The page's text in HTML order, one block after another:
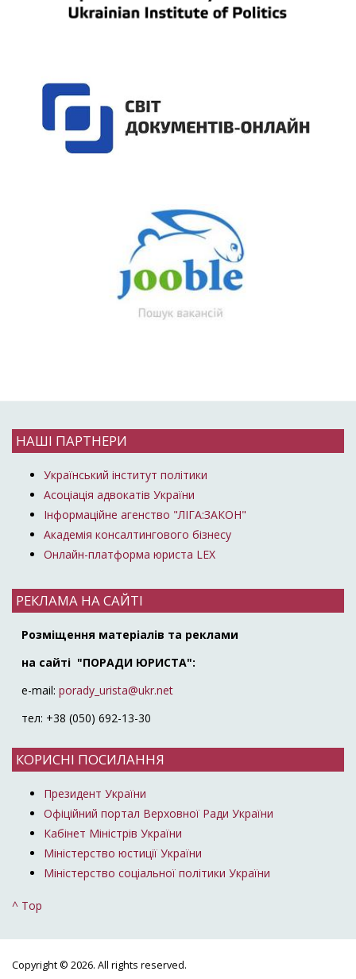
НАШІ ПАРТНЕРИ
Український інститут політики
Асоціація адвокатів України
Інформаційне агенство "ЛІГА:ЗАКОН"
Академія консалтингового бізнесу
Онлайн-платформа юриста LEX
РЕКЛАМА НА САЙТІ
Розміщення матеріалів та реклами
на сайті "ПОРАДИ ЮРИСТА":
e-mail: porady_urista@ukr.net
тел: +38 (050) 692-13-30
КОРИСНІ ПОСИЛАННЯ
Президент України
Офіційний портал Верховної Ради України
Кабінет Міністрів України
Міністерство юстиції України
Міністерство соціальної політики України
^ Top
Copyright © 2026. All rights reserved.